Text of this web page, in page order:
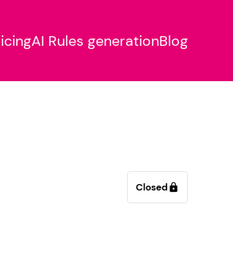
AI Rules generationBlog
Closed lock